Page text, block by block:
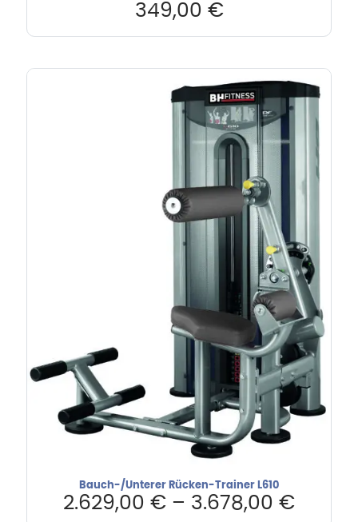
349,00 €
Bauch-/Unterer Rücken-Trainer L610
2.629,00 € – 3.678,00 €